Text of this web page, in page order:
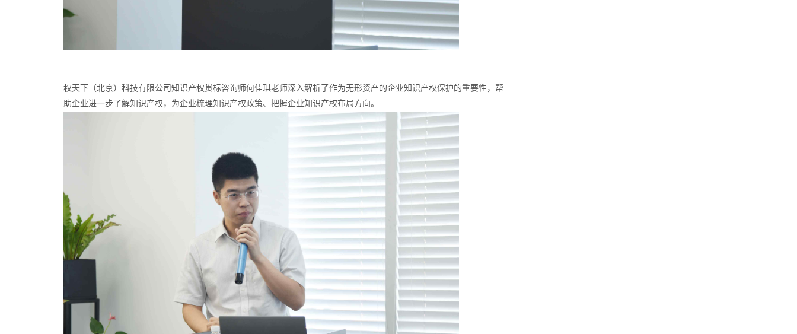
权天下（北京）科技有限公司知识产权贯标咨询师何佳琪老师深入解析了作为无形资产的企业知识产权保护的重要性，帮
助企业进一步了解知识产权，为企业梳理知识产权政策、把握企业知识产权布局方向。